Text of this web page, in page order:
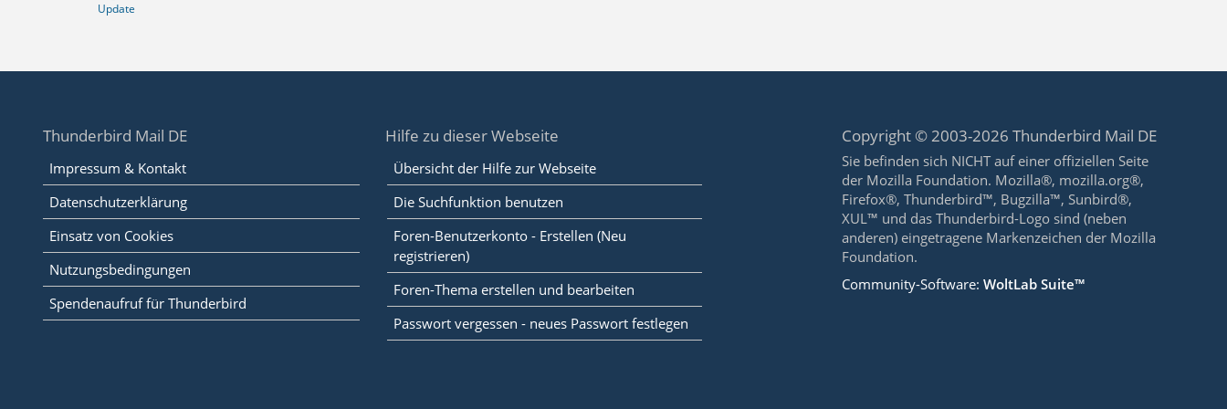
Update
Thunderbird Mail DE
Impressum & Kontakt
Datenschutzerklärung
Einsatz von Cookies
Nutzungsbedingungen
Spendenaufruf für Thunderbird
Hilfe zu dieser Webseite
Übersicht der Hilfe zur Webseite
Die Suchfunktion benutzen
Foren-Benutzerkonto - Erstellen (Neu
registrieren)
Foren-Thema erstellen und bearbeiten
Passwort vergessen - neues Passwort festlegen
Copyright © 2003-2026 Thunderbird Mail DE
Sie befinden sich NICHT auf einer offiziellen Seite
der Mozilla Foundation. Mozilla®, mozilla.org®,
Firefox®, Thunderbird™, Bugzilla™, Sunbird®,
XUL™ und das Thunderbird-Logo sind (neben
anderen) eingetragene Markenzeichen der Mozilla
Foundation.
Community-Software:WoltLab Suite™